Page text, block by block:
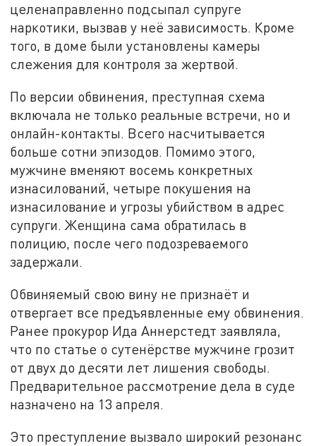
целенаправленно подсыпал супруге
наркотики, вызвав у неё зависимость. Кроме
того, в доме были установлены камеры
слежения для контроля за жертвой.
По версии обвинения, преступная схема
включала не только реальные встречи, но и
онлайн-контакты. Всего насчитывается
больше сотни эпизодов. Помимо этого,
мужчине вменяют восемь конкретных
изнасилований, четыре покушения на
изнасилование и угрозы убийством в адрес
супруги. Женщина сама обратилась в
полицию, после чего подозреваемого
задержали.
Обвиняемый свою вину не признаёт и
отвергает все предъявленные ему обвинения.
Ранее прокурор Ида Аннерстедт заявляла,
что по статье о сутенёрстве мужчине грозит
от двух до десяти лет лишения свободы.
Предварительное рассмотрение дела в суде
назначено на 13 апреля.
Это преступление вызвало широкий резонанс